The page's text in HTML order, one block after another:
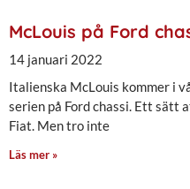
McLouis på Ford
14 januari 2022
Italienska McLouis kommer i
serien på Ford chassi. Ett sätt
Fiat. Men tro inte
Läs mer »